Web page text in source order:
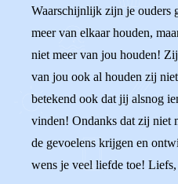
Waarschijnlijk zijn je ouders
meer van elkaar houden,
niet meer van jou houden!
van jou ook al houden zij
betekend ook dat jij alsnog
vinden! Ondanks dat zij niet
de gevoelens krijgen en
wens je veel liefde toe!